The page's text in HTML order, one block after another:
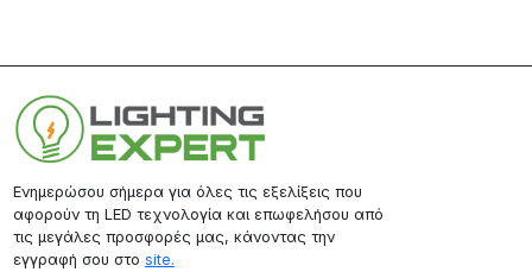
Ενημερώσου σήμερα για όλες τις εξελίξεις που
αφορούν τη LED τεχνολογία και επωφελήσου από
τις μεγάλες προσφορές μας, κάνοντας την
εγγραφή σου στο site.